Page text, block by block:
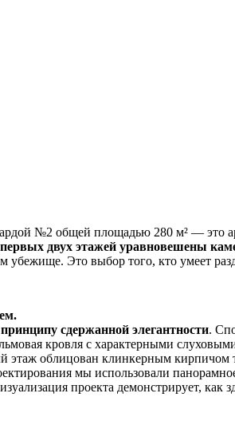
№2 общей площадью 280 м² — это
двух этажей уравновешены
убежище. Это выбор того, кто умеет
принципу сдержанной элегантности.
кровля с характерными
этаж облицован клинкерным кирпичом
мы использовали
проекта демонстрирует, как